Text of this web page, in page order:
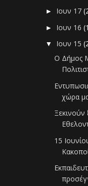
► Ιουν 17
► Ιουν 16
▼ Ιουν 15
Ο Δήμος
χώρα
Ξεκινούν
15